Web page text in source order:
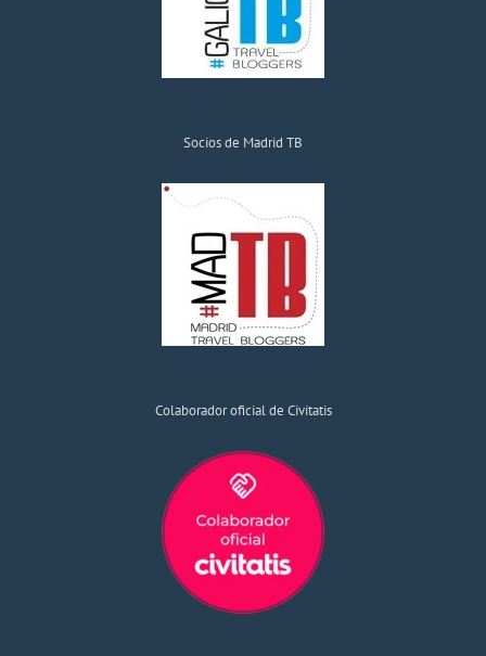
Socios de Madrid TB
Colaborador oficial de Civitatis